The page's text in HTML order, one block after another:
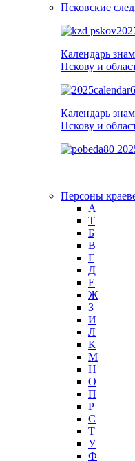
Псковские
Календарь
Пскову и
Календарь
Пскову и
Персоны
А
T
Б
В
Г
Д
Е
Ж
З
И
Л
К
М
Н
О
П
Р
С
Т
У
Ф